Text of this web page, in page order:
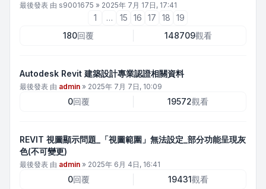
最後發表 由 s9001675 » 2025年 7月 17日, 17:41
1 … 15 16 17 18
19
180回覆 148709觀看
Autodesk Revit 建築設計專業認證相關資料
最後發表 由 admin » 2025年 7月 7日, 10:09
0回覆 19572觀看
REVIT 視圖顯示問題_「視圖範圍」無法設定_部分功能呈現灰
色(不可變更)
最後發表 由 admin » 2025年 6月 4日, 16:41
0回覆 19431觀看